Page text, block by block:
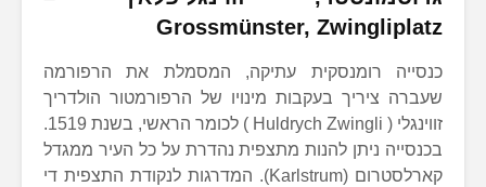
Grossmünster, Zwingliplatz
כנסייה רומנסקית עתיקה, המסמלת את הרפורמה
שעברה ציריך בעקבות מינויו של הרפורמטור הולדריך
זווינגלי ( Huldrych Zwingli ) לכומר הראשי, בשנת 1519.
בכנסייה ניתן להנות מתצפית נהדרת על כל העיר ממגדל
קארלסטרום (Karlstrum). המדרגות לנקודת התצפית די